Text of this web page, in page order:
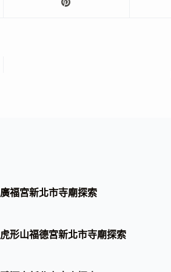
廣福宮新北市寺廟探索
虎形山福德宮新北市寺廟探索